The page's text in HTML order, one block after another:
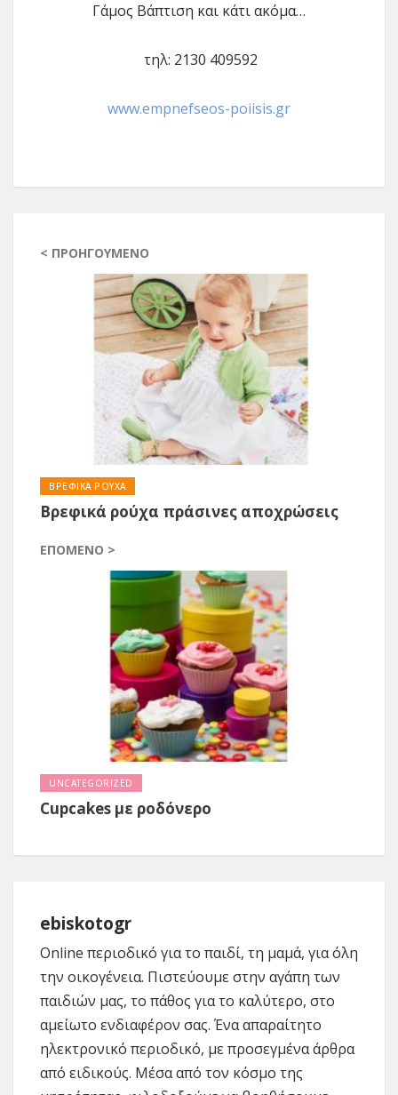
Γάμος Βάπτιση και κάτι ακόμα…
τηλ: 2130 409592
www.empnefseos-poiisis.gr
< ΠΡΟΗΓΟΎΜΕΝΟ
ΒΡΕΦΙΚΑ ΡΟΥΧΑ
Βρεφικά ρούχα πράσινες αποχρώσεις
ΕΠΌΜΕΝΟ >
UNCATEGORIZED
Cupcakes με ροδόνερο
ebiskotogr
Online περιοδικό για το παιδί, τη μαμά, για όλη
την οικογένεια. Πιστεύουμε στην αγάπη των
παιδιών μας, το πάθος για το καλύτερο, στο
αμείωτο ενδιαφέρον σας. Ένα απαραίτητο
ηλεκτρονικό περιοδικό, με προσεγμένα άρθρα
από ειδικούς. Μέσα από τον κόσμο της